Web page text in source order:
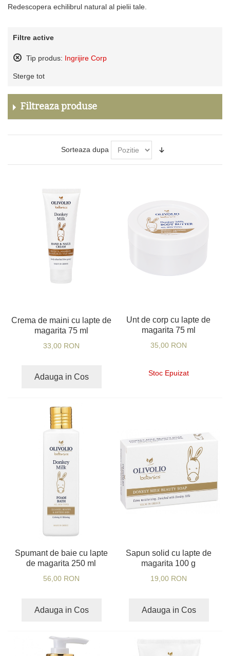
Redescopera echilibrul natural al pielii tale.
Filtre active
Tip produs: Ingrijire Corp
acest
Sterge tot
Filtreaza produse
Sorteaza dupa
Crema de maini cu lapte de
magarita 75 ml
33,00 RON
Adauga in Cos
Unt de corp cu lapte de
magarita 75 ml
35,00 RON
Stoc Epuizat
Spumant de baie cu lapte
de magarita 250 ml
56,00 RON
Adauga in Cos
Sapun solid cu lapte de
magarita 100 g
19,00 RON
Adauga in Cos